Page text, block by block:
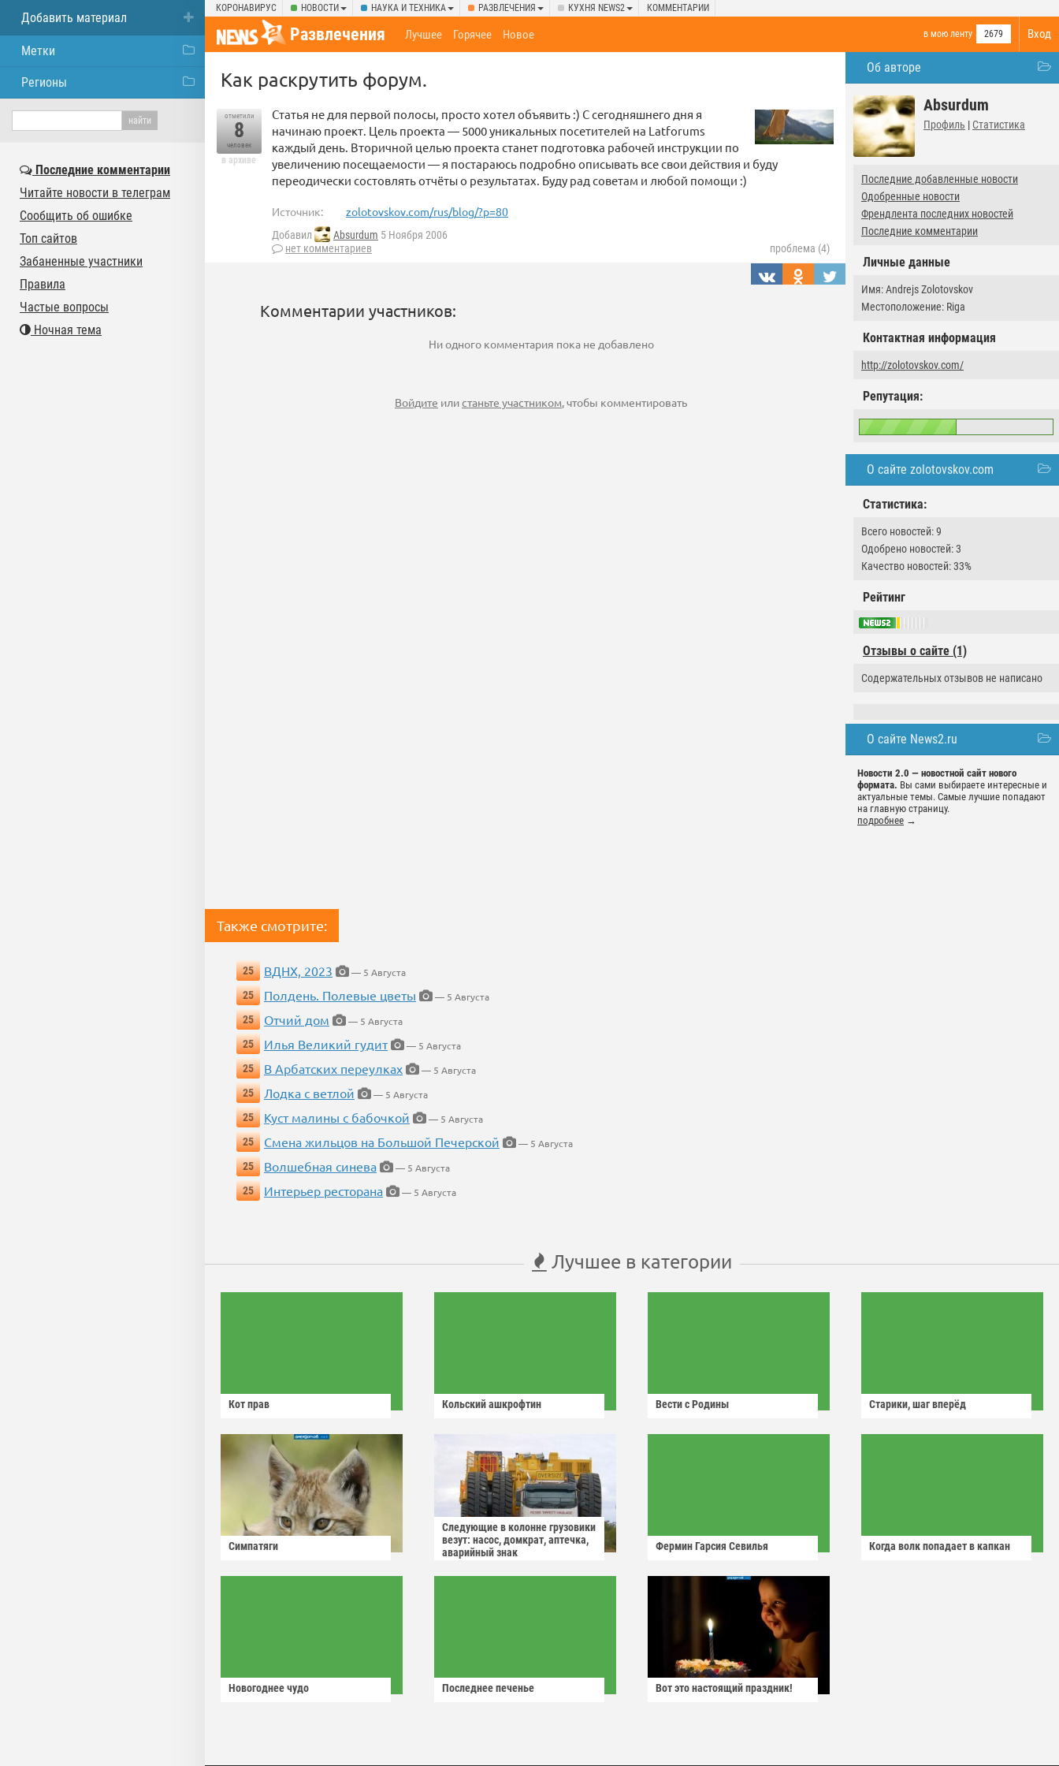
КОРОНАВИРУС НОВОСТИ НАУКА И ТЕХНИКА РАЗВЛЕЧЕНИЯ КУХНЯ NEWS2 КОММЕНТАРИИ
Вход
Развлечения в мою ленту 2679
Лучшее Горячее Новое
Об авторе
Absurdum
Профиль | Статистика
Последние добавленные новости
Одобренные новости
Френдлента последних новостей
Последние комментарии
Личные данные
Имя: Andrejs Zolotovskov
Местоположение: Riga
Контактная информация
http://zolotovskov.com/
Репутация:
О сайте zolotovskov.com
Статистика:
Всего новостей: 9
Одобрено новостей: 3
Качество новостей: 33%
Рейтинг
Отзывы о сайте (1)
Содержательных отзывов не написано
О сайте News2.ru
Новости 2.0 — новостной сайт нового
формата. Вы сами выбираете интересные и
актуальные темы. Самые лучшие попадают
на главную страницу.
подробнее →
Как раскрутить форум.
отметили
8
человек
в архиве
Статья не для первой полосы, просто хотел объявить :) С сегодняшнего дня я
начинаю проект. Цель проекта — 5000 уникальных посетителей на Latforums
каждый день. Вторичной целью проекта станет подготовка рабочей инструкции по
увеличению посещаемости — я постараюсь подробно описывать все свои действия и буду
переодически состовлять отчёты о результатах. Буду рад советам и любой помощи :)
Источник: zolotovskov.com/rus/blog/?p=80
Добавил Absurdum 5 Ноября 2006
нет комментариев
проблема (4)
Комментарии участников:
Ни одного комментария пока не добавлено
Войдите илистаньте участником, чтобы комментировать
Также смотрите:
25 ВДНХ, 2023
— 5 Августа
25
Полдень. Полевые цветы
— 5 Августа
25
Отчий дом
— 5 Августа
25
Илья Великий гудит
— 5 Августа
25
В Арбатских переулках
— 5 Августа
25
Лодка с ветлой
— 5 Августа
25
Куст малины с бабочкой
— 5 Августа
25
Смена жильцов на Большой Печерской
— 5 Августа
25
Волшебная синева
— 5 Августа
25
Интерьер ресторана — 5 Августа
Лучшее в категории
Кот прав Кольский ашкрофтин Вести с Родины Старики, шаг вперёд
Симпатяги
Следующие в колонне грузовики
везут: насос, домкрат, аптечка,
аварийный знак
Фермин Гарсия Севилья Когда волк попадает в капкан
Новогоднее чудо Последнее печенье Вот это настоящий праздник!
Добавить материал
Метки
Регионы
Последние комментарии
Читайте новости в телеграм
Сообщить об ошибке
Топ сайтов
Забаненные участники
Правила
Частые вопросы
Ночная тема